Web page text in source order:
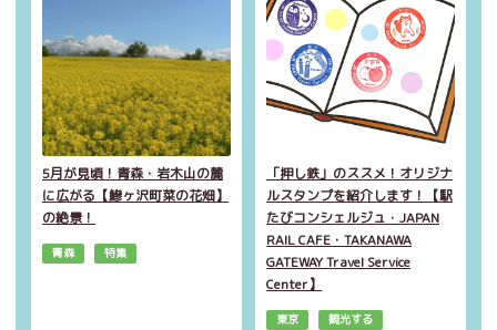
5月が見頃！青森・岩木山の麓
に広がる【鰺ヶ沢町菜の花畑】
の絶景！
青森 特集
「押し鉄」のススメ！オリジナ
ルスタンプを紹介します！【駅
たびコンシェルジュ・JAPAN
RAIL CAFE・TAKANAWA
GATEWAY Travel Service
Center】
東京 観光する